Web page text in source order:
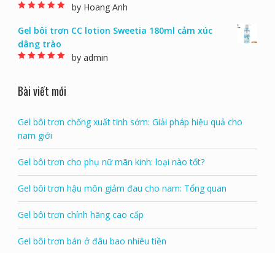
by Hoang Anh
Gel bôi trơn CC lotion Sweetia 180ml cảm xúc
dâng trào
by admin
Bài viết mới
Gel bôi trơn chống xuất tinh sớm: Giải pháp hiệu quả cho
nam giới
Gel bôi trơn cho phụ nữ mãn kinh: loại nào tốt?
Gel bôi trơn hậu môn giảm đau cho nam: Tổng quan
Gel bôi trơn chính hãng cao cấp
Gel bôi trơn bán ở đâu bao nhiêu tiền